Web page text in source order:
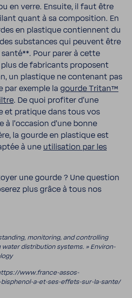
en verre. Ensuite, il faut être
quant à sa compo­si­tion. En
en plas­tique contiennent du
des substances qui peuvent être
Pour parer à cette
de fabri­cants proposent
un plas­tique ne conte­nant pas
par exemple la gourde Tritan™
. De quoi profiter d’une
et pratique dans tous vos
à l’oc­ca­sion d’une bonne
la gourde en plas­tique est
à une utili­sa­tion par les
une gourde ? Une ques­tion
plus grâce à tous nos
moni­to­ring, and control­ling
distri­bu­tion systems. » Envi­ron­
www.france-​assos-
a-et-ses-effets-sur-la-sante/